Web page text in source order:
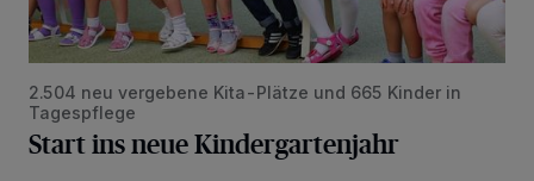
2.504 neu vergebene Kita-Plätze und 665 Kinder in
Tagespflege
Start ins neue Kindergartenjahr